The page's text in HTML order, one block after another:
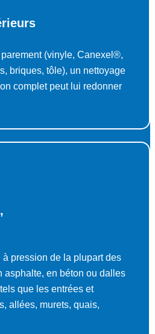
(vinyle, Canexel®,
briques, tôle), un nettoyage
complet peut lui redonner
pression de la plupart des
asphalte, en béton ou dalles
que les entrées et
allées, murets, quais,